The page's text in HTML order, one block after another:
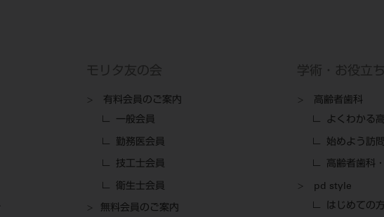
モリタ友の会
有料会員のご案内
一般会員
勤務医会員
技工士会員
衛生士会員
無料会員のご案内
学術・お役立
高齢者歯科
よくわかる
始めよう訪
高齢者歯科
pd style
はじめての